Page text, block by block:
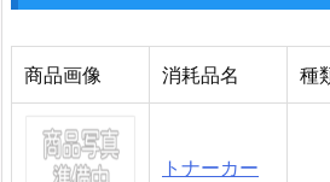
商品画像 消耗品名 種
トナーカー